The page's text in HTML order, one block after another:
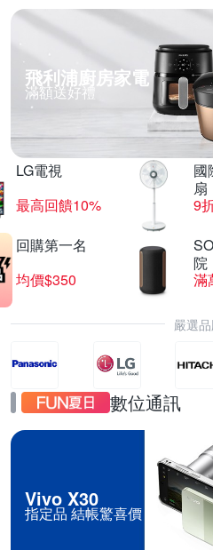
飛利浦廚房家電
滿額送好禮
LG電視
最高回饋10%
國
扇
9
回購第一名
均價$350
院
滿
嚴選
數位通訊
Vivo X30
指定品 結帳驚喜價